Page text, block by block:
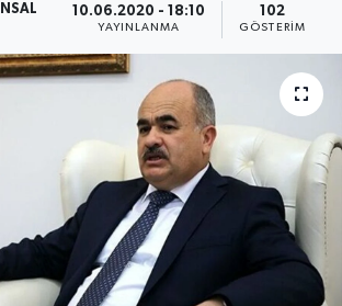
10.06.2020 - 18:10
YAYINLANMA
102
GÖSTERIM